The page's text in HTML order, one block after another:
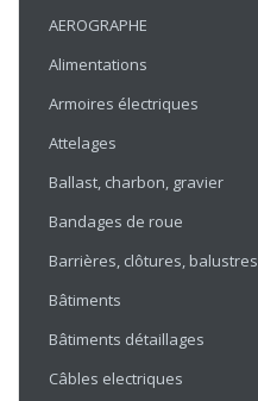
AEROGRAPHE
Alimentations
Armoires électriques
Attelages
Ballast, charbon, gravier
Bandages de roue
Barrières, clôtures, balustres
Bâtiments
Bâtiments détaillages
Câbles electriques